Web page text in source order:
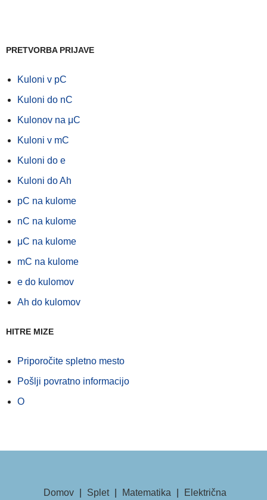
PRETVORBA PRIJAVE
Kuloni v pC
Kuloni do nC
Kulonov na μC
Kuloni v mC
Kuloni do e
Kuloni do Ah
pC na kulome
nC na kulome
μC na kulome
mC na kulome
e do kulomov
Ah do kulomov
HITRE MIZE
Priporočite spletno mesto
Pošlji povratno informacijo
O
Domov Splet Matematika Električna